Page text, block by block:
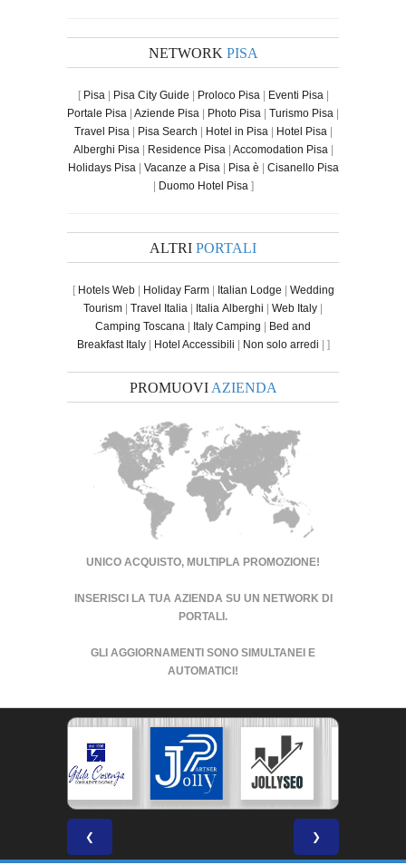
NETWORK PISA
[ Pisa | Pisa City Guide | Proloco Pisa | Eventi Pisa |
Portale Pisa | Aziende Pisa | Photo Pisa | Turismo Pisa |
Travel Pisa | Pisa Search | Hotel in Pisa | Hotel Pisa |
Alberghi Pisa | Residence Pisa | Accomodation Pisa |
Holidays Pisa | Vacanze a Pisa | Pisa è | Cisanello Pisa
| Duomo Hotel Pisa ]
ALTRI PORTALI
[ Hotels Web| Holiday Farm| Italian Lodge | Wedding
Tourism | Travel Italia | Italia Alberghi | Web Italy |
Camping Toscana | Italy Camping | Bed and
Breakfast Italy| Hotel Accessibili | Non solo arredi | ]
PROMUOVI AZIENDA
UNICO ACQUISTO, MULTIPLA PROMOZIONE!
INSERISCI LA TUA AZIENDA SU UN NETWORK DI
PORTALI.
GLI AGGIORNAMENTI SONO SIMULTANEI E
AUTOMATICI!
❮ ❯